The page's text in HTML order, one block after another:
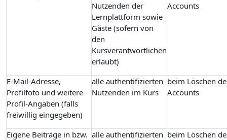
Nutzenden der
Lernplattform sowie
Gäste (sofern von
den
Kursverantwortlichen
erlaubt)
Accounts
E-Mail-Adresse,
Profilfoto und weitere
Profil-Angaben (falls
freiwillig eingegeben)
alle authentifizierten
Nutzenden im Kurs
beim Löschen
Accounts
Eigene Beiträge in bzw. alle authentifizierten beim Löschen